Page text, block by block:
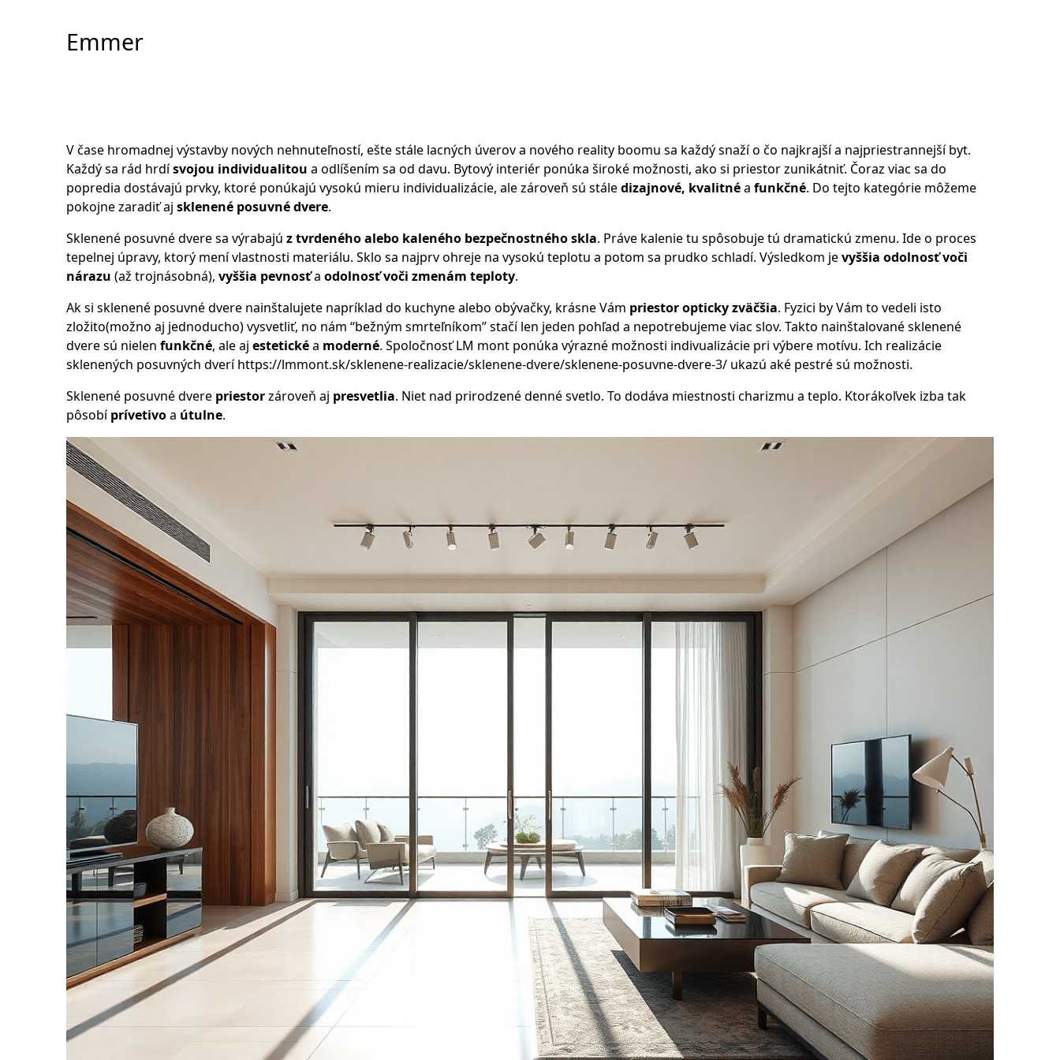
Emmer
V čase hromadnej výstavby nových nehnuteľností, ešte stále lacných úverov a nového reality boomu sa každý snaží o čo najkrajší a najpriestrannejší byt.
Každý sa rád hrdísvojou individualitou a odlíšením sa od davu. Bytový interiér ponúka široké možnosti, ako si priestor zunikátniť. Čoraz viac sa do
popredia dostávajú prvky, ktoré ponúkajú vysokú mieru individualizácie, ale zároveň sú stáledizajnové, kvalitnéa funkčné. Do tejto kategórie môžeme
pokojne zaradiť aj sklenené posuvné dvere.
Sklenené posuvné dvere sa výrabajú z tvrdeného alebo kaleného bezpečnostného skla. Práve kalenie tu spôsobuje tú dramatickú zmenu. Ide o proces
tepelnej úpravy, ktorý mení vlastnosti materiálu. Sklo sa najprv ohreje na vysokú teplotu a potom sa prudko schladí. Výsledkom jevyššia odolnosť voči
nárazu (až trojnásobná), vyššia pevnosťa odolnosť voči zmenám teploty.
Ak si sklenené posuvné dvere nainštalujete napríklad do kuchyne alebo obývačky, krásne Vám priestor opticky zväčšia. Fyzici by Vám to vedeli isto
zložito(možno aj jednoducho) vysvetliť, no nám “bežným smrteľníkom” stačí len jeden pohľad a nepotrebujeme viac slov. Takto nainštalované sklenené
dvere sú nielen funkčné, ale aj estetickéa moderné. Spoločnosť LM mont ponúka výrazné možnosti indivualizácie pri výbere motívu. Ich realizácie
sklenených posuvných dveríhttps://lmmont.sk/sklenene-realizacie/sklenene-dvere/sklenene-posuvne-dvere-3/ ukazú aké pestré sú možnosti.
Sklenené posuvné dvere priestorzároveň aj presvetlia. Niet nad prirodzené denné svetlo. To dodáva miestnosti charizmu a teplo. Ktorákoľvek izba tak
pôsobíprívetivoa útulne.